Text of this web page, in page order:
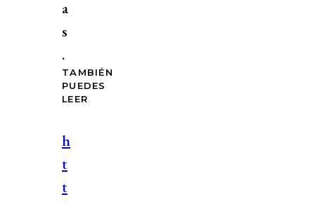
a
s
.
TAMBIÉN
PUEDES
LEER